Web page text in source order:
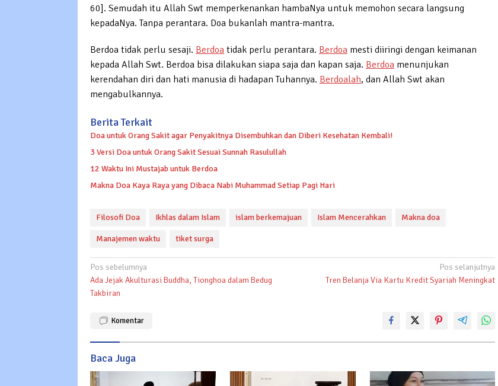
60]. Semudah itu Allah Swt memperkenankan hambaNya untuk memohon secara langsung
kepadaNya. Tanpa perantara. Doa bukanlah mantra-mantra.
Berdoa tidak perlu sesaji. Berdoa tidak perlu perantara. Berdoa mesti diiringi dengan keimanan
kepada Allah Swt. Berdoa bisa dilakukan siapa saja dan kapan saja. Berdoa menunjukan
kerendahan diri dan hati manusia di hadapan Tuhannya. Berdoalah, dan Allah Swt akan
mengabulkannya.
Berita Terkait
Doa untuk Orang Sakit agar Penyakitnya Disembuhkan dan Diberi Kesehatan Kembali!
3 Versi Doa untuk Orang Sakit Sesuai Sunnah Rasulullah
12 Waktu Ini Mustajab untuk Berdoa
Makna Doa Kaya Raya yang Dibaca Nabi Muhammad Setiap Pagi Hari
Filosofi Doa Ikhlas dalam Islam islam berkemajuan Islam Mencerahkan Makna doa
Manajemen waktu tiket surga
Navigasi
pos
Pos sebelumnya
Ada Jejak Akulturasi Buddha, Tionghoa dalam Bedug
Takbiran
Pos selanjutnya
Tren Belanja Via Kartu Kredit Syariah Meningkat
Komentar
Baca Juga